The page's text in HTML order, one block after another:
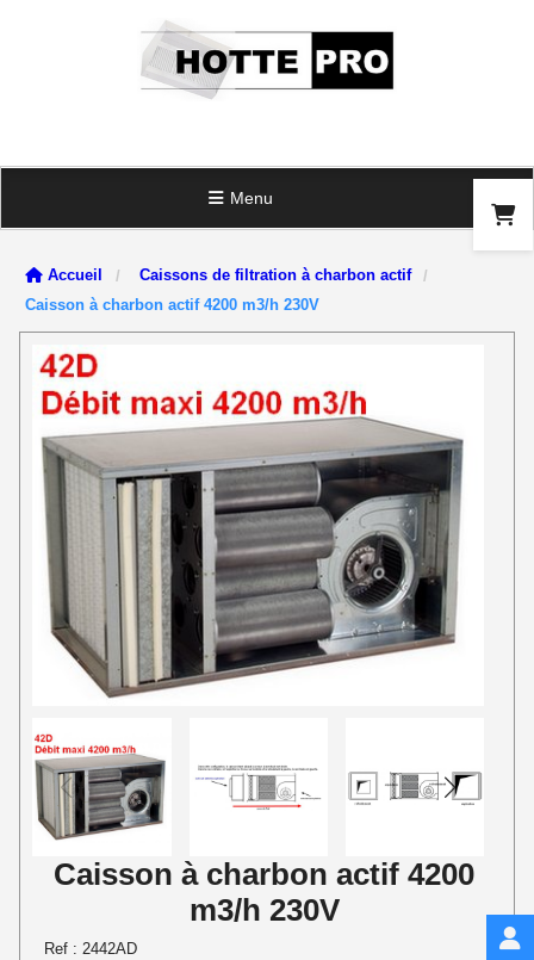
Menu
Accueil
Caissons de filtration à charbon actif
Caisson à charbon actif 4200 m3/h 230V
Caisson à charbon actif 4200
m3/h 230V
Ref : 2442AD